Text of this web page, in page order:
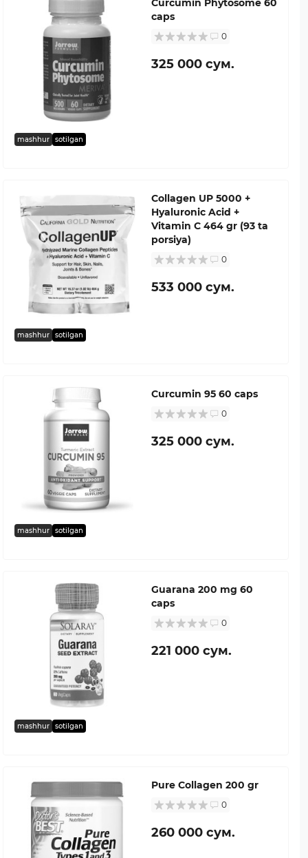
mashhur sotilgan
caps
0
325 000 сум.
mashhur sotilgan
Collagen UP 5000 +
Hyaluronic Acid +
Vitamin C 464 gr (93 ta
porsiya)
0
533 000 сум.
mashhur sotilgan
Curcumin 95 60 caps
0
325 000 сум.
mashhur sotilgan
Guarana 200 mg 60
caps
0
221 000 сум.
Pure Collagen 200 gr
0
260 000 сум.